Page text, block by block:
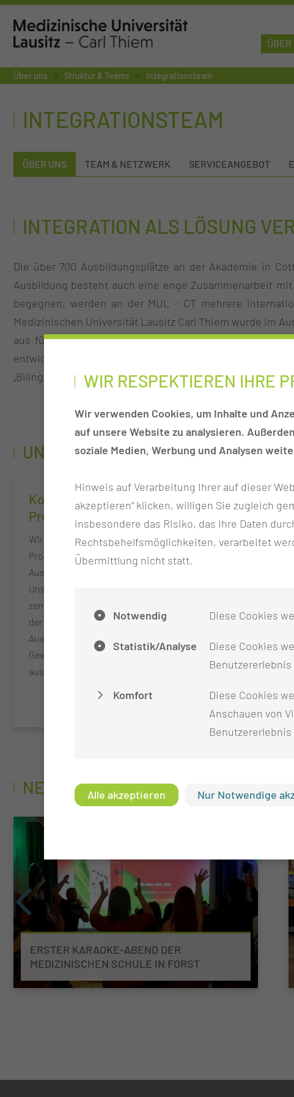
ÜBER
Über uns Struktur & Teams Integrationsteam
INTEGRATIONSTEAM
ÜBER UNS TEAM & NETZWERK SERVICEANGEBOT
INTEGRATION ALS LÖSUNG
Die über 700 Ausbildungsplätze an der Akademie in
Ausbildung besteht auch eine enge Zusammenarbeit
begegnen, werden an der MUL - CT mehrere
Medizinischen Universität Lausitz Carl Thiem wurde im
aus fünf engagierten Fachpersonen setzt sich aktiv
entwickelt nachhaltige Strategien zur Bewältigung
„Bilinguale Ausbildung“ ermöglicht erstmals eine
UNSERE SCHWERPUNKTE
Koordination internationaler
Projekte
Wir koordinieren internationale Projekte und
Programme, um qualifizierte Pflegefachkräfte und
Auszubildende aus dem Ausland zu gewinnen.
Unser Aufgabenbereich gliedert sich in zwei
zentrale Bereiche: -> Gewinnung und Integration
der internationalen Auszubildenden für die
Ausbildung zur Pflegefachfrau/-mann ->
Gewinnung, Anerkennung und Integration bereits
ausgebildeter Pflegefachkräfte aus dem Ausland
NEUIGKEITEN
ERSTER KARAOKE-ABEND DER
MEDIZINISCHEN SCHULE IN FORST
WIR RESPEKTIEREN IHRE
Wir verwenden Cookies, um Inhalte und
auf unsere Website zu analysieren.
soziale Medien, Werbung und Analysen
Hinweis auf Verarbeitung Ihrer auf dieser
akzeptieren“ klicken, willigen Sie zugleich
insbesondere das Risiko, das Ihre Daten
Rechtsbehelfsmöglichkeiten, verarbeitet
Übermittlung nicht statt.
Notwendig Diese Cookies
Statistik/Analyse
Diese Cookies
Komfort
Diese Cookies
Anschauen von
Alle akzeptieren Nur Notwendige